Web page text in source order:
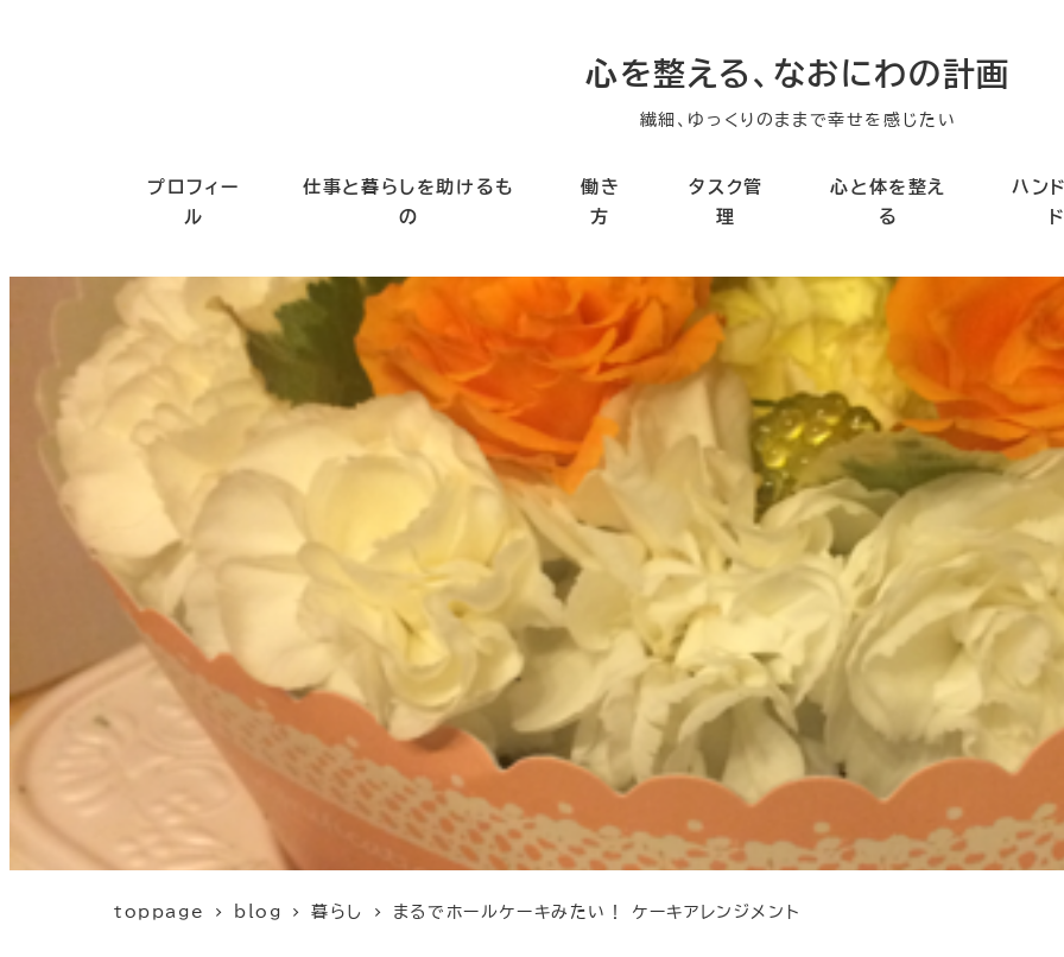
心を整える、なおにわの計画
繊細、ゆっくりのままで幸せを感じたい
プロフィー
ル
仕事と暮らしを助けるも
の
働き
方
タスク管
理
心と体を整え
る
ハン
ド
toppage blog 暮らし まるでホールケーキみたい！ ケーキアレンジメント